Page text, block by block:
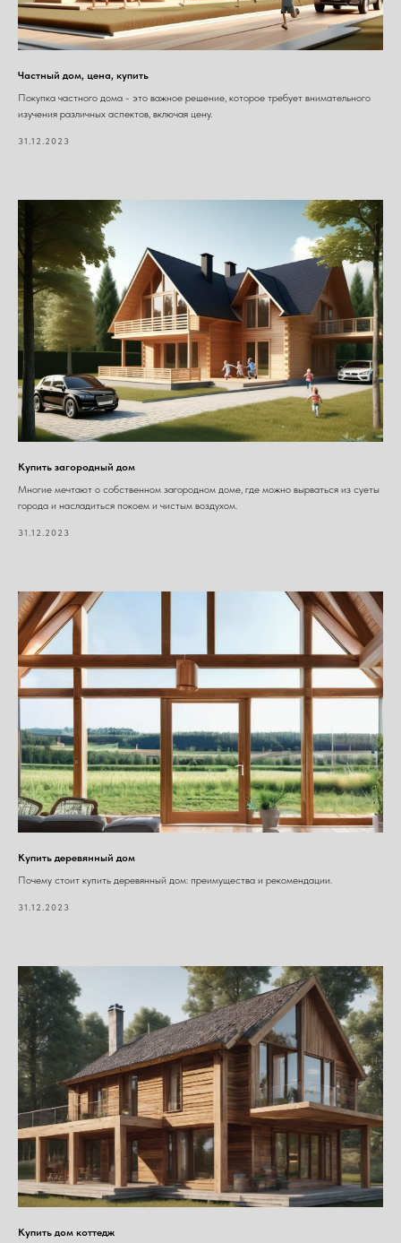
Частный дом, цена, купить
Покупка частного дома - это важное решение, которое требует внимательного
изучения различных аспектов, включая цену.
31.12.2023
Купить загородный дом
Многие мечтают о собственном загородном доме, где можно вырваться из суеты
города и насладиться покоем и чистым воздухом.
31.12.2023
Купить деревянный дом
Почему стоит купить деревянный дом: преимущества и рекомендации.
31.12.2023
Купить дом коттедж